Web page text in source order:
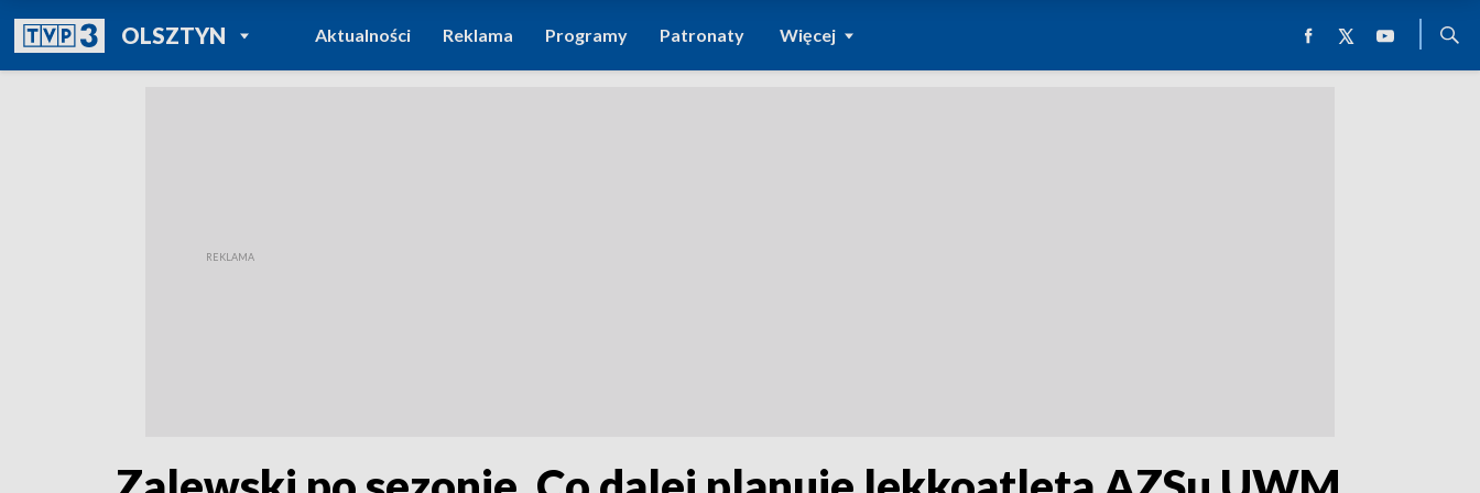
OLSZTYNPOWRÓT DO
TVP REGIONY
Aktualności Reklama Programy Patronaty Więcej